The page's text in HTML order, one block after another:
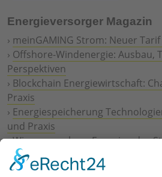
Energieversorger Magazin
› meinGAMING Strom: Neuer
› Offshore-Windenergie: Ausbau,
Perspektiven
› Blockchain Energiewirtschaft:
Praxis
› Energiespeicherung
und Praxis
›Wie erneuerbare Energien das
Digitalisierung
Prozesse